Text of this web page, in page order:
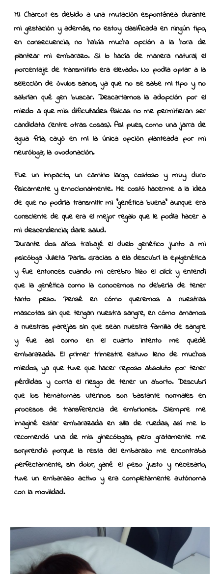
Mi Charcot es debido a una mutación espontánea durante
mi gestación y además, no estoy clasificada en ningún tipo,
en consecuencia, no había mucha opción a la hora de
plantear mi embarazo. Si lo hacía de manera natural, el
porcentaje de transmitirlo era elevado. No podía optar a la
selección de óvulos sanos, ya que no se sabe mi tipo y no
sabrían qué gen buscar. Descartamos la adopción por el
miedo a que mis dificultades físicas no me permitieran ser
candidata (entre otras cosas). Así pues, como una jarra de
agua fría, cayó en mí la única opción planteada por mi
neuróloga; la ovodonación.
Fue un impacto, un camino largo, costoso y muy duro
físicamente y emocionalmente. Me costó hacerme a la idea
de que no podría transmitir mi “genética buena” aunque era
consciente de que era el mejor regalo que le podía hacer a
mi descendencia; darle salud.
Durante dos años trabajé el duelo genético junto a mi
psicóloga Julieta París. Gracias a ella descubrí la epigenética
y fue entonces cuando mi cerebro hizo el click y entendí
que la genética como la conocemos no debería de tener
tanto peso. Pensé en cómo queremos a nuestras
mascotas sin que tengan nuestra sangre, en cómo amamos
a nuestras parejas sin que sean nuestra familia de sangre
y fue así como en el cuarto intento me quedé
embarazada. El primer trimestre estuvo lleno de muchos
miedos, ya que tuve que hacer reposo absoluto por tener
pérdidas y corría el riesgo de tener un aborto. Descubrí
que los hematomas uterinos son bastante normales en
procesos de transferencia de embriones. Siempre me
imaginé estar embarazada en silla de ruedas, así me lo
recomendó una de mis ginecólogas, pero gratamente me
sorprendió porque la resta del embarazo me encontraba
perfectamente, sin dolor, gané el peso justo y necesario,
tuve un embarazo activo y era completamente autónoma
con la movilidad.